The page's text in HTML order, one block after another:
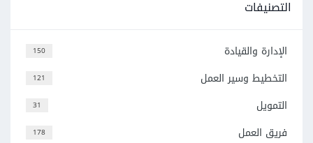
التصنيفات
150 الإدارة والقيادة
121 التخطيط وسير العمل
31 التمويل
178 فريق العمل